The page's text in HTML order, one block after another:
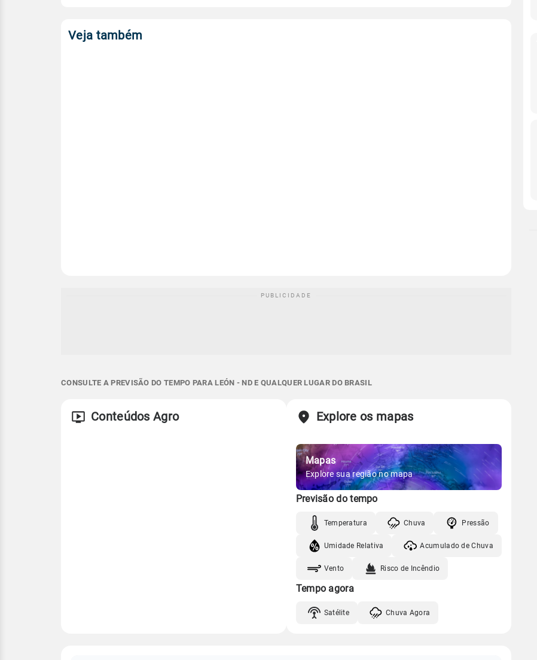
Veja também
CONSULTE A PREVISÃO DO TEMPO PARA LEÓN - ND E QUALQUER LUGAR DO BRASIL
Conteúdos Agro Explore os mapas
Mapas
Explore sua região no mapa
Previsão do tempo
Temperatura Chuva Pressão
Umidade Relativa Acumulado de Chuva
Vento Risco de Incêndio
Tempo agora
Satélite Chuva Agora